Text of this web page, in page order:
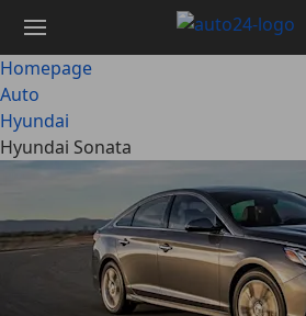
naar
hoofdinhoud
Homepage
Auto
Hyundai
Hyundai Sonata